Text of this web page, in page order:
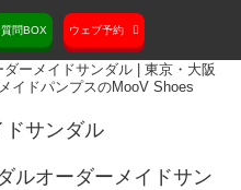
質問BOX ウェブ予約
ーメイドサンダル | 東京・大阪
イドパンプスのMooV Shoes
ドサンダル
ルオーダーメイドサン